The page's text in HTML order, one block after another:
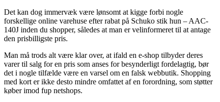
Det kan dog immervæk være lønsomt at kigge forbi nogle
forskellige online varehuse efter rabat på Schuko stik hun – AAC-
140J inden du shopper, således at man er velinformeret til at antage
den prisbilligste pris.
Man må trods alt være klar over, at ifald en e-shop tilbyder deres
varer til salg for en pris som anses for besynderligt fordelagtig, bør
det i nogle tilfælde være en varsel om en falsk webbutik. Shopping
med kort er ikke desto mindre omfattet af en forordning, som støtter
køber imod fup netshops.